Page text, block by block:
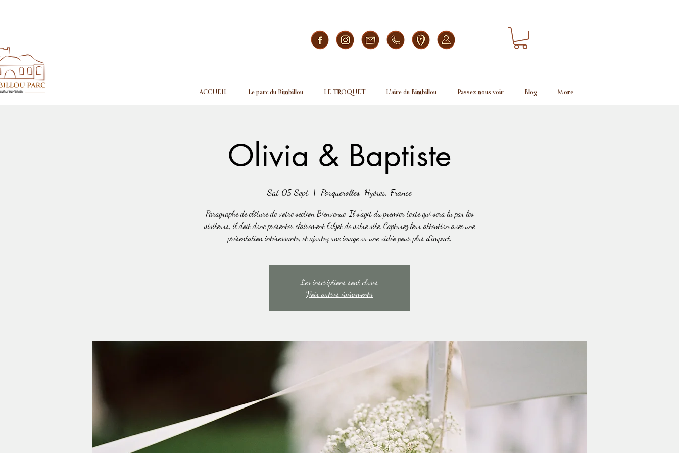
ACCUEIL Le parc du Bimbillou LE TROQUET L'aire du Bimbillou Passez nous voir Blog More
Olivia & Baptiste
Sat 05 Sept
  |
Porquerolles, Hyères, France
Paragraphe de clôture de votre section Bienvenue. Il s'agit du premier texte qui sera lu par les
visiteurs, il doit donc présenter clairement l'objet de votre site. Capturez leur attention avec une
présentation intéressante, et ajoutez une image ou une vidéo pour plus d'impact.
Les inscriptions sont closes
Voir autres événements